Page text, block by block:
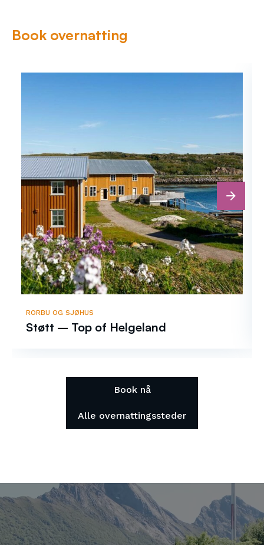
Book overnatting
RORBU OG SJØHUS
Støtt – Top of Helgeland
next
Book nå
Alle overnattingssteder